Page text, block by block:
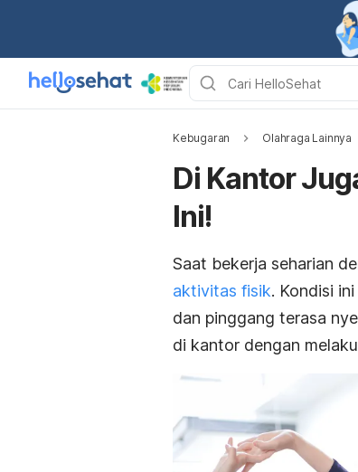
Kebugaran Olahraga Lainnya
Di Kantor
Ini!
Saat bekerja seharian
aktivitas fisik. Kondisi
dan pinggang terasa
di kantor dengan